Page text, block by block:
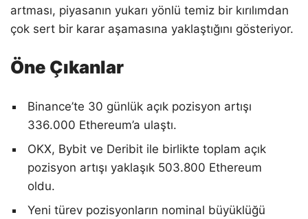
artması, piyasanın yukarı yönlü temiz bir kırılımdan
çok sert bir karar aşamasına yaklaştığını gösteriyor.
Öne Çıkanlar
Binance’te 30 günlük açık pozisyon artışı
336.000 Ethereum’a ulaştı.
OKX, Bybit ve Deribit ile birlikte toplam açık
pozisyon artışı yaklaşık 503.800 Ethereum
oldu.
Yeni türev pozisyonların nominal büyüklüğü